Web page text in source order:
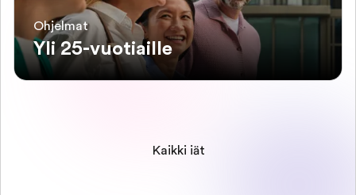
Ohjelmat
Yli 25-vuotiaille
Kaikki iät